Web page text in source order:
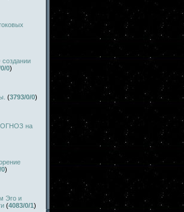
0)
(3793/0/0)
на
0)
Эго и
(4083/0/1)